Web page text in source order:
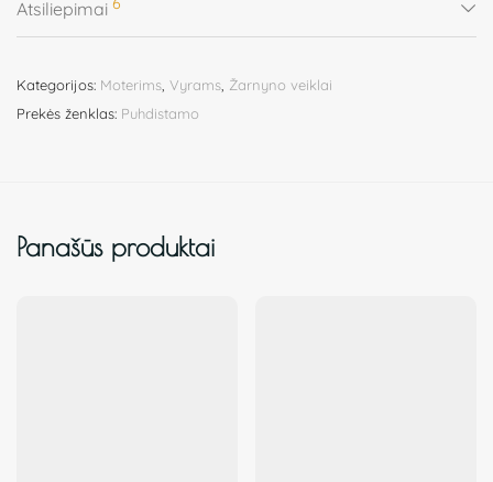
Atsiliepimai
Kategorijos: Moterims Vyrams Žarnyno veiklai
Prekės ženklas: Puhdistamo
Panašūs produktai